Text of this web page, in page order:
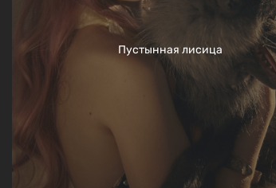
Пустынная лисица